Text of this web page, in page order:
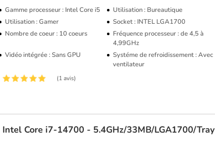
Gamme processeur : Intel Core i5
Utilisation : Bureautique
Utilisation : Gamer
Socket : INTEL LGA1700
Nombre de coeur : 10 coeurs
Fréquence processeur : de 4,5 à
4,99GHz
Vidéo intégrée : Sans GPU
Systéme de refroidissement : Avec
ventilateur
(1 avis)
Intel Core i7-14700 - 5.4GHz/33MB/LGA1700/Tray